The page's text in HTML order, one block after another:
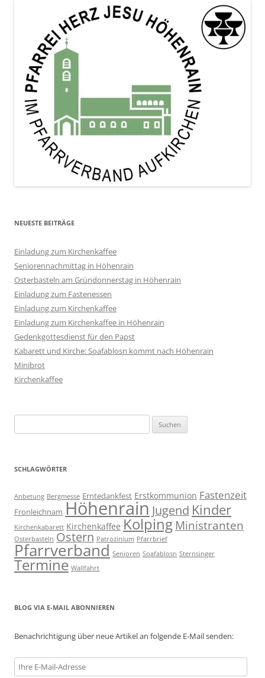
NEUESTE BEITRÄGE
Einladung zum Kirchenkaffee
Seniorennachmittag in Höhenrain
Osterbasteln am Gründonnerstag in Höhenrain
Einladung zum Fastenessen
Einladung zum Kirchenkaffee
Einladung zum Kirchenkaffee in Höhenrain
Gedenkgottesdienst für den Papst
Kabarett und Kirche: Soafablosn kommt nach Höhenrain
Minibrot
Kirchenkaffee
nach:
SCHLAGWÖRTER
Anbetung Bergmesse Erntedankfest Erstkommunion Fastenzeit
Fronleichnam Höhenrain Jugend Kinder
Kirchenkabarett Kirchenkaffee Kolping Ministranten
Osterbasteln Ostern Patrozinium Pfarrbrief
Pfarrverband Senioren Soafablosn Sternsinger
Termine Wallfahrt
BLOG VIA E-MAIL ABONNIEREN
Benachrichtigung über neue Artikel an folgende E-Mail senden:
Ihre